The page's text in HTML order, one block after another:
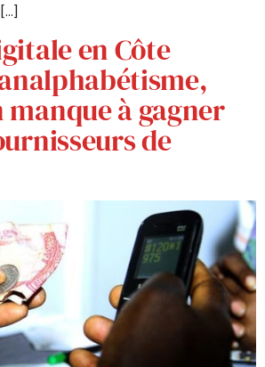
en Côte
manque à gagner
de